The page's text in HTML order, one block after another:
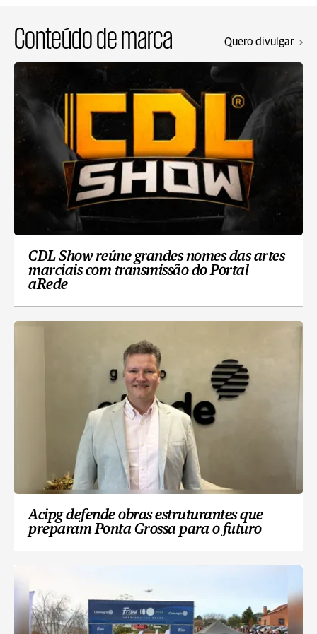
Conteúdo de marca Quero divulgar
CDL Show reúne grandes nomes das artes
marciais com transmissão do Portal
aRede
Acipg defende obras estruturantes que
preparam Ponta Grossa para o futuro